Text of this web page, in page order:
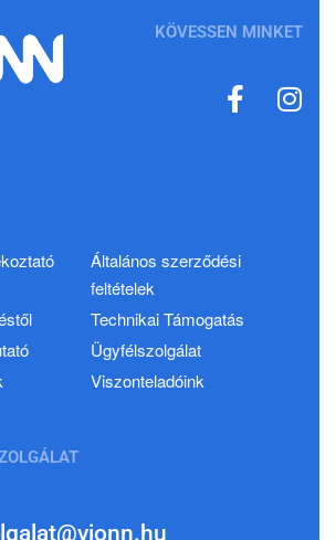
KÖVESSEN MINKET
Általános szerződési
feltételek
Technikai Támogatás
Ügyfélszolgálat
Viszonteladóink